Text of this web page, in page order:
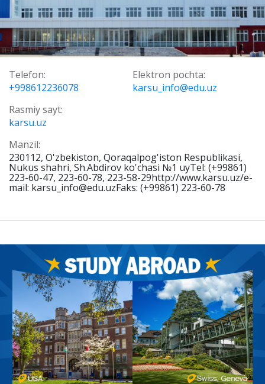
Telefon:
+998612236078
Elektron pochta:
karsu_info@edu.uz
Rasmiy sayt:
karsu.uz
Manzil:
230112, O'zbekiston, Qoraqalpog'iston Respublikasi,
Nukus shahri, Sh.Abdirov ko'chasi №1 uyTel: (+99861)
223-60-47, 223-60-78, 223-58-29http://www.karsu.uz/e-
mail: karsu_info@edu.uzFaks: (+99861) 223-60-78